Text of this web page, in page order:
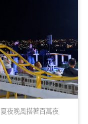
夜晚風搭著百萬夜